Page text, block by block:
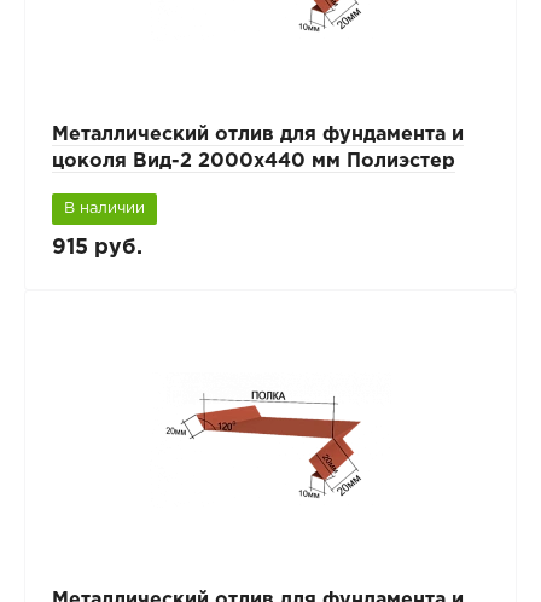
Металлический отлив для фундамента и
цоколя Вид-2 2000x440 мм Полиэстер
В наличии
915 руб.